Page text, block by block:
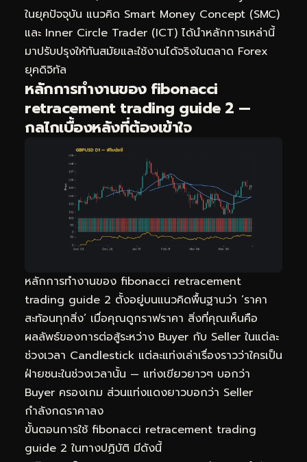
ในยุคปัจจุบัน แนวคิด Smart Money Concept (SMC)
และ Inner Circle Trader (ICT) ได้นำหลักการเหล่านี้
มาปรับปรุงให้ทันสมัยและใช้งานได้จริงในตลาด Forex
ยุคดิจิทัล
หลักการทำงานของ fibonacci
retracement trading guide 2 —
กลไกเบื้องหลังที่ต้องเข้าใจ
หลักการทำงานของ fibonacci retracement
trading guide 2 ตั้งอยู่บนแนวคิดพื้นฐานว่า ‘ราคา
สะท้อนทุกสิ่ง’ เมื่อคุณดูกราฟราคา สิ่งที่คุณเห็นคือ
ผลลัพธ์ของการต่อสู้ระหว่าง Buyer กับ Seller ในแต่ละ
ช่วงเวลา Candlestick แต่ละแท่งเล่าเรื่องราวว่าใครเป็น
ฝ่ายชนะในช่วงเวลานั้น — แท่งเขียวยาวๆ บอกว่า
Buyer ครองเกม ส่วนแท่งแดงยาวบอกว่า Seller
กำลังกดราคาลง
ขั้นตอนการใช้ fibonacci retracement trading
guide 2 ในทางปฏิบัติ มีดังนี้